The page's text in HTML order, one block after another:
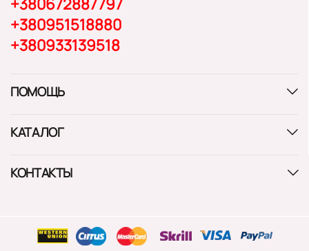
+380672887797
+380951518880
+380933139518
ПОМОЩЬ
КАТАЛОГ
КОНТАКТЫ